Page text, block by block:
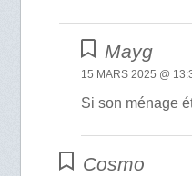
Mayg
15 MARS 2025 @
Si son ménage
Cosmo